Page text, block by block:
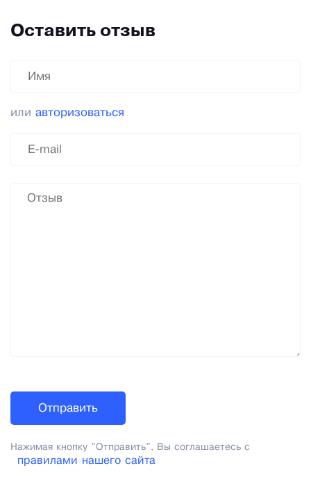
Оставить отзыв
или авторизоваться
Нажимая кнопку "Отправить", Вы соглашаетесь с
правилами нашего сайта